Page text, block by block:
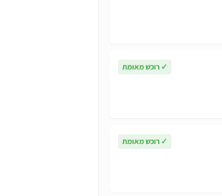
✓ רוכש מאומת
✓ רוכש מאומת